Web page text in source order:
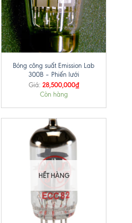
+
Bóng công suất Emission Lab
300B – Phiến lưới
Giá: 28,500,000₫
Còn hàng
HẾT HÀNG